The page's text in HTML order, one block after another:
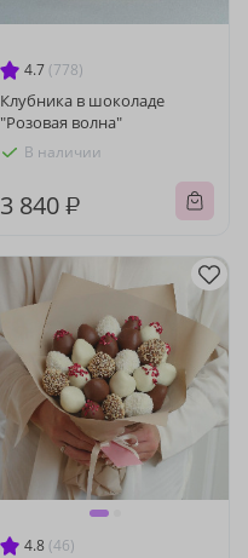
4.7 (778)
Клубника в шоколаде
"Розовая волна"
В наличии
3 840 ₽
4.8 (46)